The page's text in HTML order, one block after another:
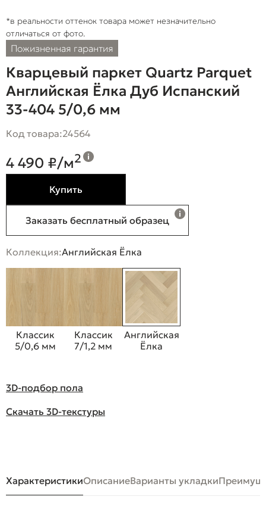
*в реальности оттенок товара может незначительно
отличаться от фото.
Пожизненная гарантия
Кварцевый паркет Quartz Parquet
Английская Ёлка Дуб Испанский
33-404 5/0,6 мм
Код товара:24564
4 490 ₽/м2
Купить
Заказать бесплатный образец
Коллекция:Английская Ёлка
Классик
5/0,6 мм
Классик
7/1,2 мм
Английская
Ёлка
3D-подбор пола
Скачать 3D-текстуры
ХарактеристикиОписаниеВарианты укладки